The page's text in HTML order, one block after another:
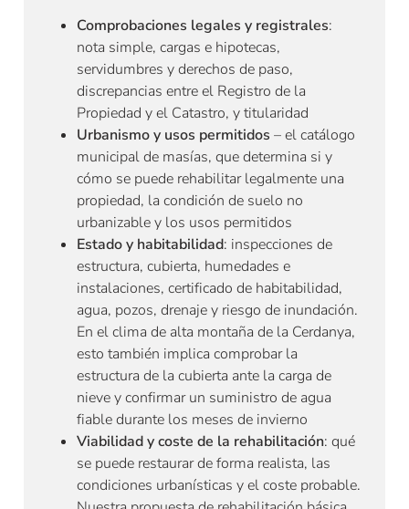
Comprobaciones legales y registrales:
nota simple, cargas e hipotecas,
servidumbres y derechos de paso,
discrepancias entre el Registro de la
Propiedad y el Catastro, y titularidad
Urbanismo y usos permitidos – el catálogo
municipal de masías, que determina si y
cómo se puede rehabilitar legalmente una
propiedad, la condición de suelo no
urbanizable y los usos permitidos
Estado y habitabilidad: inspecciones de
estructura, cubierta, humedades e
instalaciones, certificado de habitabilidad,
agua, pozos, drenaje y riesgo de inundación.
En el clima de alta montaña de la Cerdanya,
esto también implica comprobar la
estructura de la cubierta ante la carga de
nieve y confirmar un suministro de agua
fiable durante los meses de invierno
Viabilidad y coste de la rehabilitación: qué
se puede restaurar de forma realista, las
condiciones urbanísticas y el coste probable.